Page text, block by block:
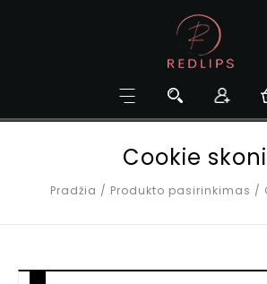
Cookie
Pradžia / Produkto pasirinkimas /